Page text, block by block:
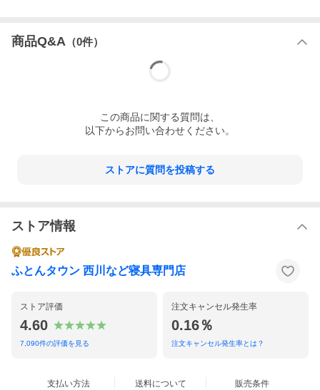
商品Q&A （0件）
この商品に関する質問は、
以下からお問い合わせください。
ストアに質問を投稿する
ストア情報
ふとんタウン 西川など寝具専門店
ストア評価
4.60
7,090件の評価を見る
注文キャンセル発生率
0.16％
注文キャンセル発生率とは？
支払い方法 送料について 販売条件